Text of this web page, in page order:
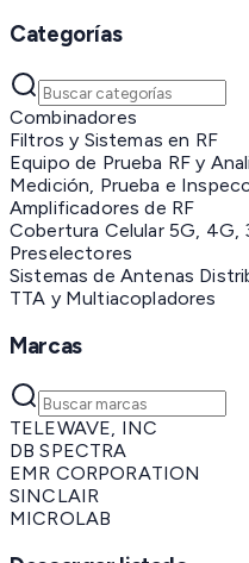
Categorías
Combinadores
Filtros y Sistemas en RF
Equipo de Prueba RF y
Medición, Prueba e
Amplificadores de RF
Cobertura Celular 5G, 4G,
Preselectores
Sistemas de Antenas
TTA y Multiacopladores
Marcas
TELEWAVE, INC
DB SPECTRA
EMR CORPORATION
SINCLAIR
MICROLAB